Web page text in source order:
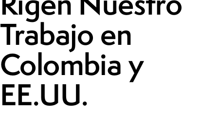
Trabajo en
Colombia y
EE.UU.